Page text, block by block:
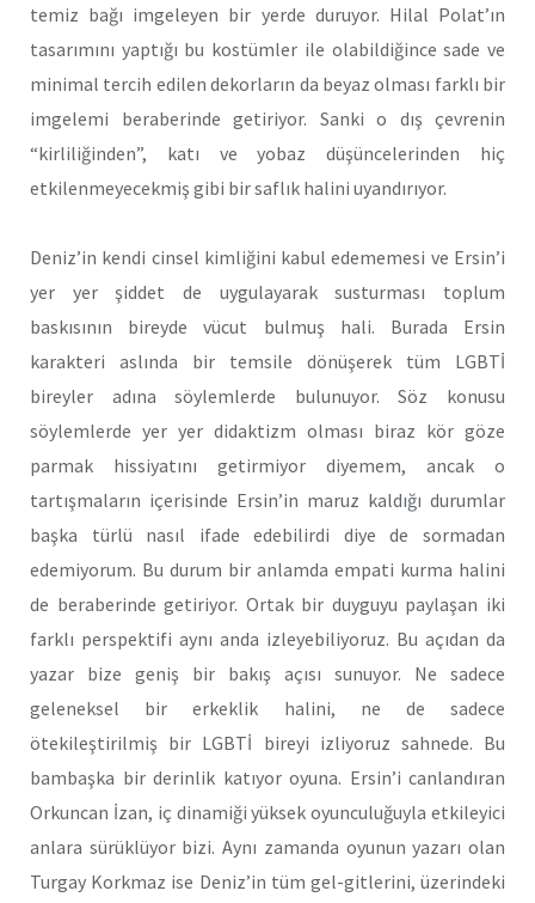
temiz bağı imgeleyen bir yerde duruyor. Hilal Polat’ın
tasarımını yaptığı bu kostümler ile olabildiğince sade ve
minimal tercih edilen dekorların da beyaz olması farklı bir
imgelemi beraberinde getiriyor. Sanki o dış çevrenin
“kirliliğinden”, katı ve yobaz düşüncelerinden hiç
etkilenmeyecekmiş gibi bir saflık halini uyandırıyor.
Deniz’in kendi cinsel kimliğini kabul edememesi ve Ersin’i
yer yer şiddet de uygulayarak susturması toplum
baskısının bireyde vücut bulmuş hali. Burada Ersin
karakteri aslında bir temsile dönüşerek tüm LGBTİ
bireyler adına söylemlerde bulunuyor. Söz konusu
söylemlerde yer yer didaktizm olması biraz kör göze
parmak hissiyatını getirmiyor diyemem, ancak o
tartışmaların içerisinde Ersin’in maruz kaldığı durumlar
başka türlü nasıl ifade edebilirdi diye de sormadan
edemiyorum. Bu durum bir anlamda empati kurma halini
de beraberinde getiriyor. Ortak bir duyguyu paylaşan iki
farklı perspektifi aynı anda izleyebiliyoruz. Bu açıdan da
yazar bize geniş bir bakış açısı sunuyor. Ne sadece
geleneksel bir erkeklik halini, ne de sadece
ötekileştirilmiş bir LGBTİ bireyi izliyoruz sahnede. Bu
bambaşka bir derinlik katıyor oyuna. Ersin’i canlandıran
Orkuncan İzan, iç dinamiği yüksek oyunculuğuyla etkileyici
anlara sürüklüyor bizi. Aynı zamanda oyunun yazarı olan
Turgay Korkmaz ise Deniz’in tüm gel-gitlerini, üzerindeki